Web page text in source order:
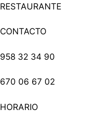
RESTAURANTE
CONTACTO
958 32 34 90
670 06 67 02
HORARIO